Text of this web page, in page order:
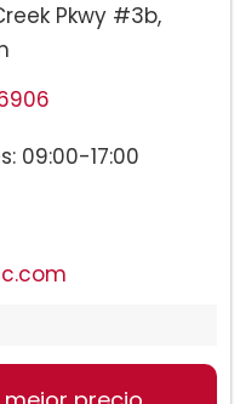
Pkwy #3b,
09:00-17:00